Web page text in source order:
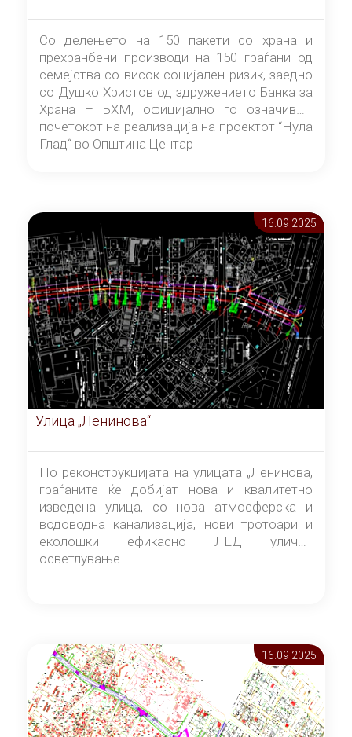
Со делењето на 150 пакети со храна и
прехранбени производи на 150 граѓани од
семејства со висок социјален ризик, заедно
со Душко Христов од здружението Банка за
Храна – БХМ, официјално го означивме
почетокот на реализација на проектот “Нула
Глад“ во Општина Центар
16.09 2025
Улица „Ленинова“
По реконструкцијата на улицата „Ленинова,
граѓаните ќе добијат нова и квалитетно
изведена улица, со нова атмосферска и
водоводна канализација, нови тротоари и
еколошки ефикасно ЛЕД улично
осветлување.
16.09 2025